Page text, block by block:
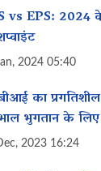
vs EPS: 2024
2024 05:40
का
भुगतान के
5 लाख रुपये की
2023 16:24